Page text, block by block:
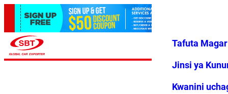
Vipendwa
Menyu
Tafuta
Jinsi ya
Kwanini